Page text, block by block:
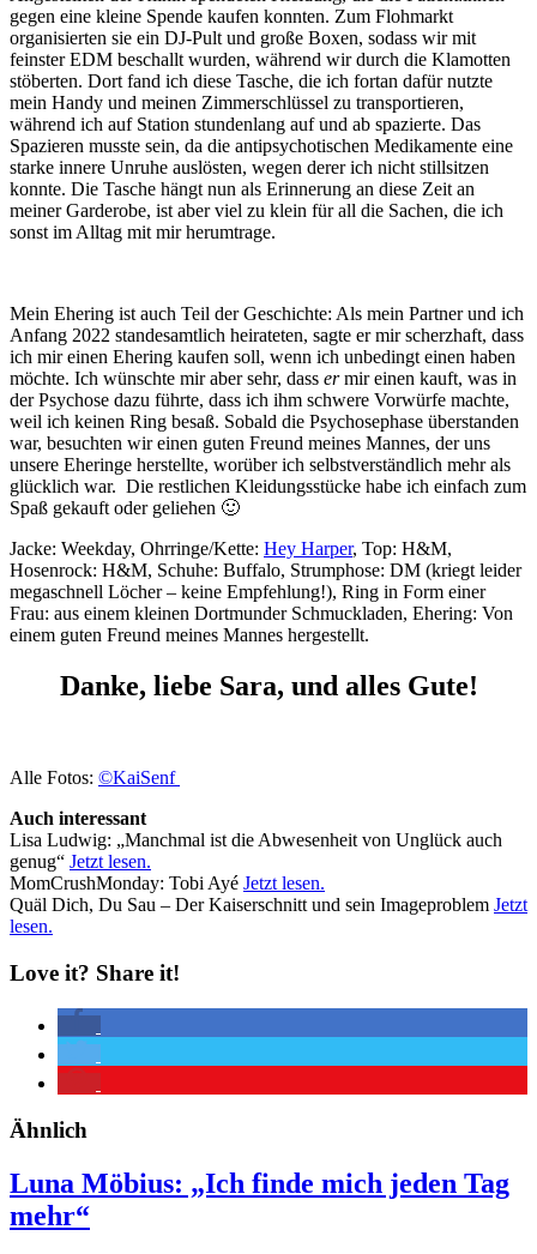
gegen eine kleine Spende kaufen konnten. Zum Flohmarkt
organisierten sie ein DJ-Pult und große Boxen, sodass wir mit
feinster EDM beschallt wurden, während wir durch die Klamotten
stöberten. Dort fand ich diese Tasche, die ich fortan dafür nutzte
mein Handy und meinen Zimmerschlüssel zu transportieren,
während ich auf Station stundenlang auf und ab spazierte. Das
Spazieren musste sein, da die antipsychotischen Medikamente eine
starke innere Unruhe auslösten, wegen derer ich nicht stillsitzen
konnte. Die Tasche hängt nun als Erinnerung an diese Zeit an
meiner Garderobe, ist aber viel zu klein für all die Sachen, die ich
sonst im Alltag mit mir herumtrage.
Mein Ehering ist auch Teil der Geschichte: Als mein Partner und ich
Anfang 2022 standesamtlich heirateten, sagte er mir scherzhaft, dass
ich mir einen Ehering kaufen soll, wenn ich unbedingt einen haben
möchte. Ich wünschte mir aber sehr, dass ermir einen kauft, was in
der Psychose dazu führte, dass ich ihm schwere Vorwürfe machte,
weil ich keinen Ring besaß. Sobald die Psychosephase überstanden
war, besuchten wir einen guten Freund meines Mannes, der uns
unsere Eheringe herstellte, worüber ich selbstverständlich mehr als
glücklich war. Die restlichen Kleidungsstücke habe ich einfach zum
Spaß gekauft oder geliehen 🙂
Jacke: Weekday, Ohrringe/Kette: Hey Harper, Top: H&M,
Hosenrock: H&M, Schuhe: Buffalo, Strumphose: DM (kriegt leider
megaschnell Löcher – keine Empfehlung!), Ring in Form einer
Frau: aus einem kleinen Dortmunder Schmuckladen, Ehering: Von
einem guten Freund meines Mannes hergestellt.
Danke, liebe Sara, und alles Gute!
Alle Fotos: ©KaiSenf
Auch interessant
Lisa Ludwig: „Manchmal ist die Abwesenheit von Unglück auch
genug“ Jetzt lesen.
MomCrushMonday: Tobi Ayé Jetzt lesen.
Quäl Dich, Du Sau – Der Kaiserschnitt und sein Imageproblem Jetzt
lesen.
Love it? Share it!
Ähnlich
Luna Möbius: „Ich finde mich jeden Tag
mehr“